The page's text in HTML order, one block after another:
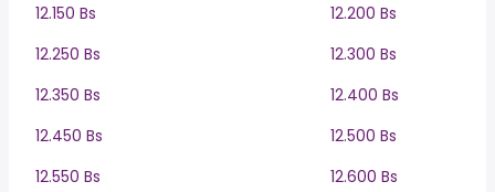
12.150 Bs
12.200 Bs
12.250 Bs
12.300 Bs
12.350 Bs
12.400 Bs
12.450 Bs
12.500 Bs
12.550 Bs
12.600 Bs